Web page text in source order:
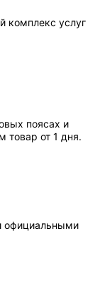
комплекс услуг
поясах и
товар от 1 дня.
официальными